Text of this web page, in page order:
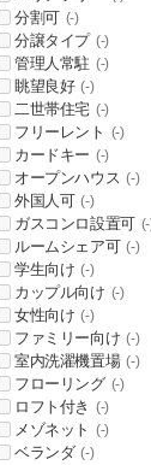
分割可 (-)
分譲タイプ (-)
管理人常駐 (-)
眺望良好 (-)
二世帯住宅 (-)
フリーレント (-)
カードキー (-)
オープンハウス (-)
外国人可 (-)
ガスコンロ設置可
ルームシェア可 (-)
学生向け (-)
カップル向け (-)
女性向け (-)
ファミリー向け (-)
室内洗濯機置場 (-)
フローリング (-)
ロフト付き (-)
メゾネット (-)
ベランダ (-)